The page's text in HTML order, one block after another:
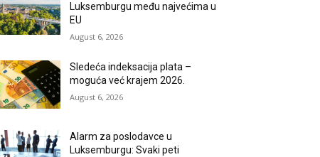
Luksemburgu među najvećima u
EU
August 6, 2026
Sledeća indeksacija plata –
moguća već krajem 2026.
August 6, 2026
Alarm za poslodavce u
Luksemburgu: Svaki peti